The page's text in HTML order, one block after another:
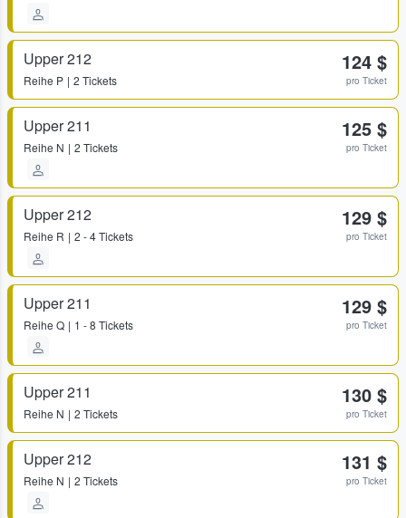
Upper 212
Reihe P 2 Tickets
124 $
pro Ticket
Upper 211
Reihe N 2 Tickets
125 $
pro Ticket
Upper 212
Reihe R 2 - 4 Tickets
129 $
pro Ticket
Upper 211
Reihe Q 1 - 8 Tickets
129 $
pro Ticket
Upper 211
Reihe N 2 Tickets
130 $
pro Ticket
Upper 212
Reihe N 2 Tickets
131 $
pro Ticket